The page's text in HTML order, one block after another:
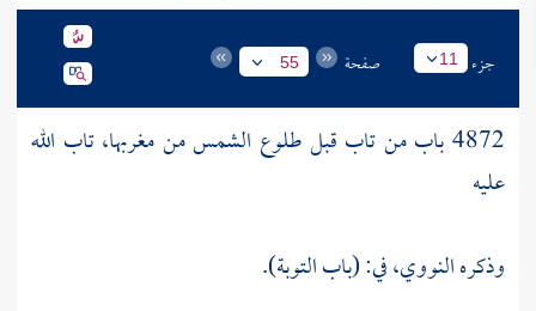
جزء 11 صفحة 55
4872 باب من تاب قبل طلوع الشمس من مغربها، تاب الله
عليه
وذكرهالنووي،في: (باب التوبة).